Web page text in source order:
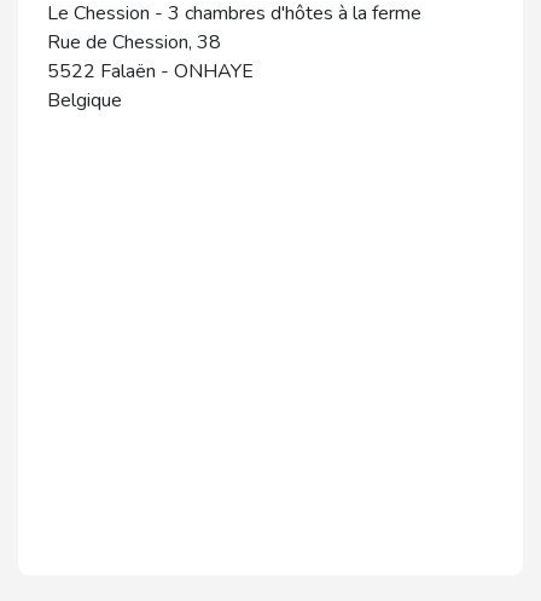
Le Chession - 3 chambres d'hôtes à la ferme
Rue de Chession, 38
5522 Falaën - ONHAYE
Belgique